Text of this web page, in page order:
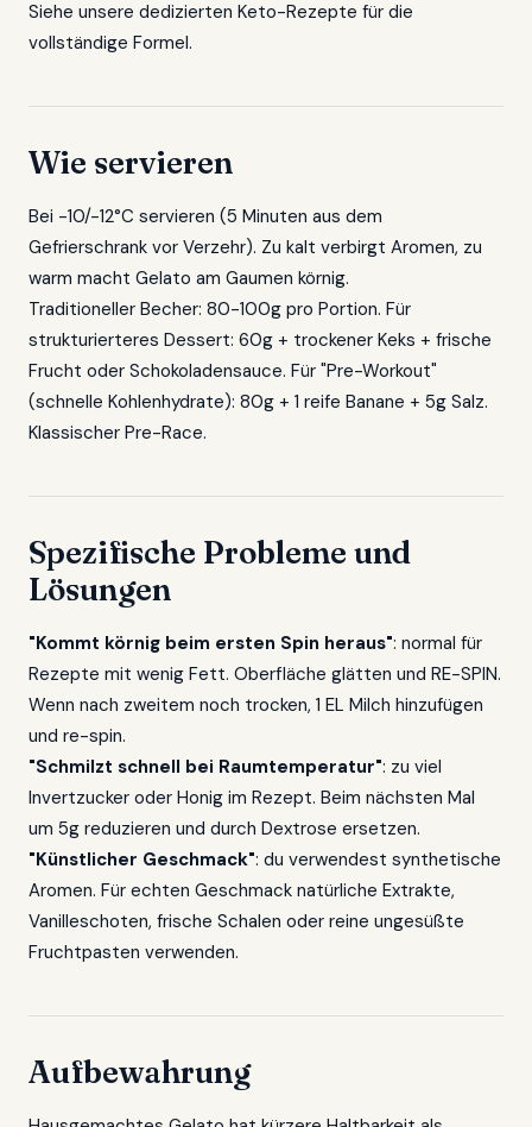
Siehe unsere dedizierten Keto-Rezepte für die
vollständige Formel.
Wie servieren
Bei -10/-12°C servieren (5 Minuten aus dem
Gefrierschrank vor Verzehr). Zu kalt verbirgt Aromen, zu
warm macht Gelato am Gaumen körnig.
Traditioneller Becher: 80-100g pro Portion. Für
strukturierteres Dessert: 60g + trockener Keks + frische
Frucht oder Schokoladensauce. Für "Pre-Workout"
(schnelle Kohlenhydrate): 80g + 1 reife Banane + 5g Salz.
Klassischer Pre-Race.
Spezifische Probleme und
Lösungen
"Kommt körnig beim ersten Spin heraus": normal für
Rezepte mit wenig Fett. Oberfläche glätten und RE-SPIN.
Wenn nach zweitem noch trocken, 1 EL Milch hinzufügen
und re-spin.
"Schmilzt schnell bei Raumtemperatur": zu viel
Invertzucker oder Honig im Rezept. Beim nächsten Mal
um 5g reduzieren und durch Dextrose ersetzen.
"Künstlicher Geschmack": du verwendest synthetische
Aromen. Für echten Geschmack natürliche Extrakte,
Vanilleschoten, frische Schalen oder reine ungesüßte
Fruchtpasten verwenden.
Aufbewahrung